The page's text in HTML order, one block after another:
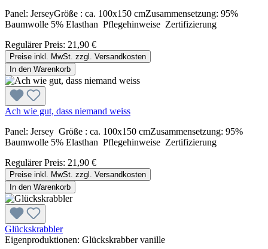
Panel: JerseyGröße : ca. 100x150 cmZusammensetzung: 95%
Baumwolle 5% Elasthan Pflegehinweise Zertifizierung
Regulärer Preis: 21,90 €
Preise inkl. MwSt. zzgl. Versandkosten
In den Warenkorb
Ach wie gut, dass niemand weiss
Panel: Jersey Größe : ca. 100x150 cmZusammensetzung: 95%
Baumwolle 5% Elasthan Pflegehinweise Zertifizierung
Regulärer Preis: 21,90 €
Preise inkl. MwSt. zzgl. Versandkosten
In den Warenkorb
Glückskrabbler
Eigenproduktionen: Glückskrabber vanille